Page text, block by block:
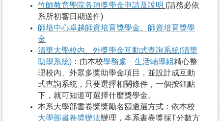
竹師教育學院各項獎學金申請及說明 (請務必依
系所初審日期送件)
師培中心卓越師資培育獎學金、師資培育獎學
金
清華大學校內、外獎學金互動式查詢系統(清華
助學系統) ：由本校學務處－生活輔導組精心整
理校內、外眾多獎助學金項目，並設計成互動
式查詢系統，只要選擇相關條件，一個按鈕點
下，就可知道可選擇什麼獎學金。
本系大學部書卷獎獎勵名額遴選方式：依本校
大學部書卷奬辦法辦理，本系書卷獎採T分數方